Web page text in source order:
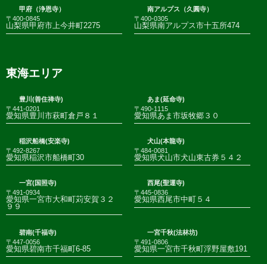
甲府（浄恩寺）
〒400-0845
山梨県甲府市上今井町2275
南アルプス（久圓寺）
〒400-0305
山梨県南アルプス市十五所474
東海エリア
豊川(善住禅寺)
〒441-0201
愛知県豊川市萩町倉戸８１
あま(延命寺)
〒490-1115
愛知県あま市坂牧郷３０
稲沢船橋(安楽寺)
〒492-8267
愛知県稲沢市船橋町30
犬山(本龍寺)
〒484-0081
愛知県犬山市犬山東古券５４２
一宮(国照寺)
〒491-0934
愛知県一宮市大和町苅安賀３２
９９
西尾(聖運寺)
〒445-0836
愛知県西尾市中町５４
碧南(千福寺)
〒447-0056
愛知県碧南市千福町6-85
一宮千秋(法林坊)
〒491-0806
愛知県一宮市千秋町浮野屋敷191